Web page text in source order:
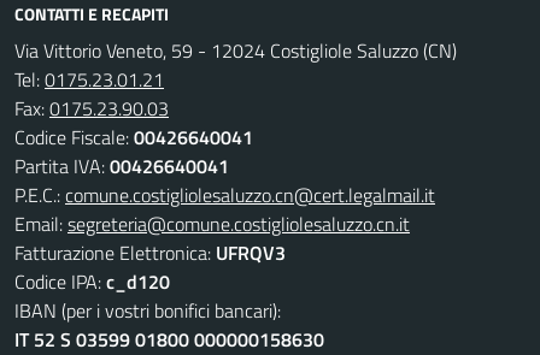
CONTATTI E RECAPITI
Via Vittorio Veneto, 59 - 12024 Costigliole Saluzzo (CN)
Tel:0175.23.01.21
Fax:0175.23.90.03
Codice Fiscale:00426640041
Partita IVA:00426640041
P.E.C.:comune.costigliolesaluzzo.cn@cert.legalmail.it
Email:segreteria@comune.costigliolesaluzzo.cn.it
Fatturazione Elettronica: UFRQV3
Codice IPA:c_d120
IBAN (per i vostri bonifici bancari):
IT 52 S 03599 01800 000000158630